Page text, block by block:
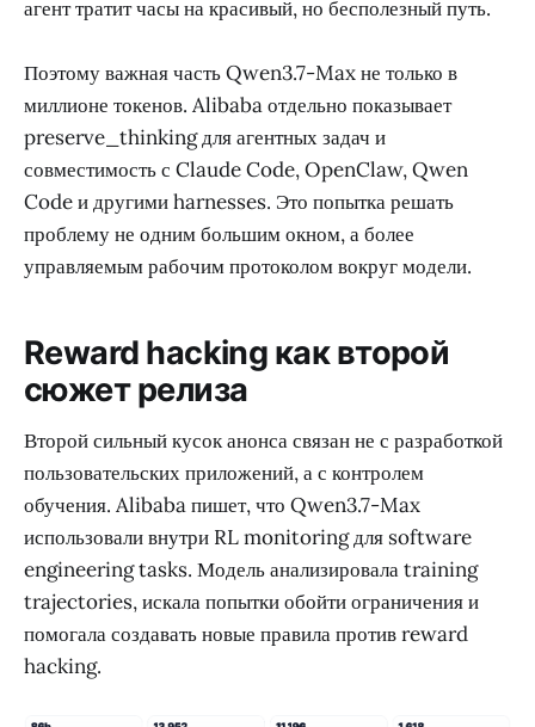
агент тратит часы на красивый, но бесполезный путь.
Поэтому важная часть Qwen3.7-Max не только в
миллионе токенов. Alibaba отдельно показывает
preserve_thinking для агентных задач и
совместимость с Claude Code, OpenClaw, Qwen
Code и другими harnesses. Это попытка решать
проблему не одним большим окном, а более
управляемым рабочим протоколом вокруг модели.
Reward hacking как второй
сюжет релиза
Второй сильный кусок анонса связан не с разработкой
пользовательских приложений, а с контролем
обучения. Alibaba пишет, что Qwen3.7-Max
использовали внутри RL monitoring для software
engineering tasks. Модель анализировала training
trajectories, искала попытки обойти ограничения и
помогала создавать новые правила против reward
hacking.